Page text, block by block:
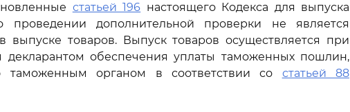
статьей 196 настоящего Кодекса для выпуска
дополнительной проверки не является
выпуске товаров. Выпуск товаров осуществляется при
декларантом обеспечения уплаты таможенных пошлин,
таможенным органом в соответствии со статьей 88